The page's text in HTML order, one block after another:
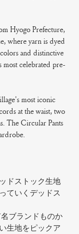
Hyogo Prefecture,
where yarn is dyed
and distinctive
most celebrated pre-
most iconic
at the waist, two
The Circular Pants
ドストック生地
ていくデッドス
ブランドものか
生地をピックア